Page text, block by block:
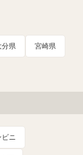
分県 宮崎県
ニ